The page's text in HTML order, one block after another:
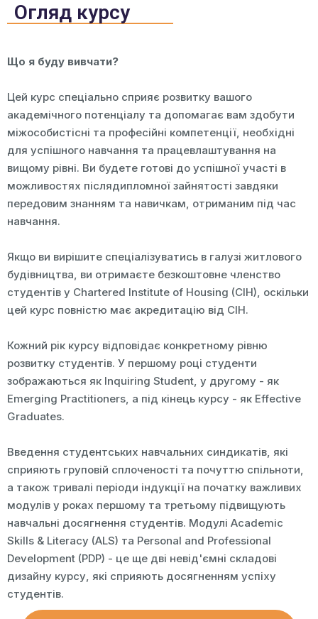
Огляд курсу
Що я буду вивчати?
Цей курс спеціально сприяє розвитку вашого
академічного потенціалу та допомагає вам здобути
міжособистісні та професійні компетенції, необхідні
для успішного навчання та працевлаштування на
вищому рівні. Ви будете готові до успішної участі в
можливостях післядипломної зайнятості завдяки
передовим знанням та навичкам, отриманим під час
навчання.
Якщо ви вирішите спеціалізуватись в галузі житлового
будівництва, ви отримаєте безкоштовне членство
студентів у Chartered Institute of Housing (CIH), оскільки
цей курс повністю має акредитацію від CIH.
Кожний рік курсу відповідає конкретному рівню
розвитку студентів. У першому році студенти
зображаються як Inquiring Student, у другому - як
Emerging Practitioners, а під кінець курсу - як Effective
Graduates.
Введення студентських навчальних синдикатів, які
сприяють груповій сплоченості та почуттю спільноти,
а також тривалі періоди індукції на початку важливих
модулів у роках першому та третьому підвищують
навчальні досягнення студентів. Модулі Academic
Skills & Literacy (ALS) та Personal and Professional
Development (PDP) - це ще дві невід'ємні складові
дизайну курсу, які сприяють досягненням успіху
студентів.